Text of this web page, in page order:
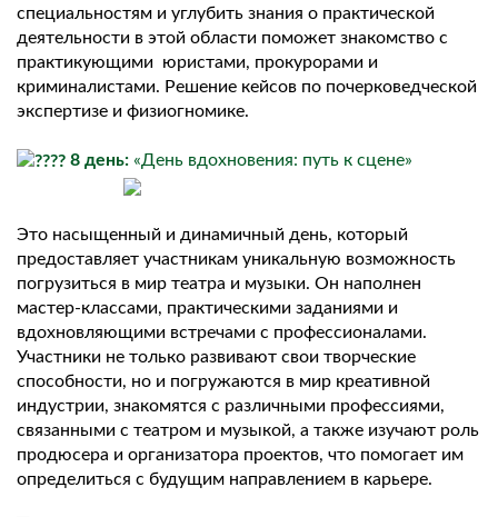
специальностям и углубить знания о практической
деятельности в этой области поможет знакомство с
практикующими юристами, прокурорами и
криминалистами. Решение кейсов по почерковедческой
экспертизе и физиогномике.
8 день: «День вдохновения: путь к сцене»
Это насыщенный и динамичный день, который
предоставляет участникам уникальную возможность
погрузиться в мир театра и музыки. Он наполнен
мастер-классами, практическими заданиями и
вдохновляющими встречами с профессионалами.
Участники не только развивают свои творческие
способности, но и погружаются в мир креативной
индустрии, знакомятся с различными профессиями,
связанными с театром и музыкой, а также изучают роль
продюсера и организатора проектов, что помогает им
определиться с будущим направлением в карьере.